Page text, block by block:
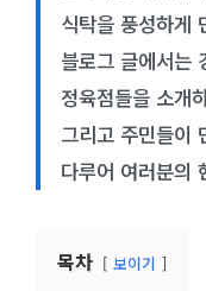
식탁을 풍성하게
블로그 글에서는
정육점들을 소개
그리고 주민들이
다루어 여러분의
목차 보이기